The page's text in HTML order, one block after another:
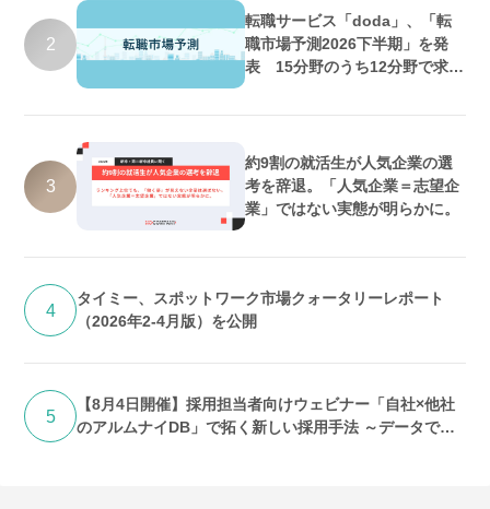
2
転職サービス「doda」、「転
職市場予測2026下半期」を発
表 15分野のうち12分野で求人
3
約9割の就活生が人気企業の選
考を辞退。「人気企業＝志望企
業」ではない実態が明らかに。
4
タイミー、スポットワーク市場クォータリーレポート
（2026年2-4月版）を公開
5
【8月4日開催】採用担当者向けウェビナー「自社×他社
のアルムナイDB」で拓く新しい採用手法 ～データで紐